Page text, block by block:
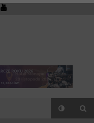
Monitor
Rynkowy